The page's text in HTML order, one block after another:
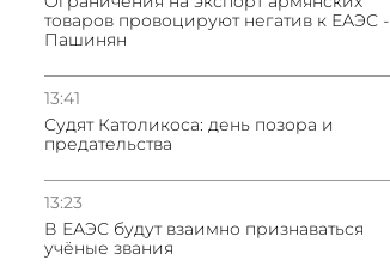
товаров провоцируют негатив к ЕАЭС -
Пашинян
13:41
Судят Католикоса: день позора и
предательства
13:23
В ЕАЭС будут взаимно признаваться
учёные звания